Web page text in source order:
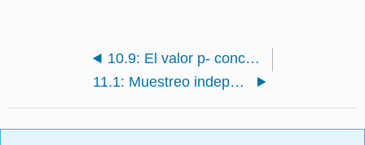
10.9: El valor p- conceptos erróneos y uso adecuado
11.1: Muestreo independiente vs. dependiente